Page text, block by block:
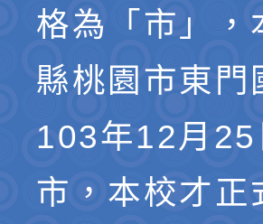
格為「市」
縣桃園市東
103年12月
市，本校才